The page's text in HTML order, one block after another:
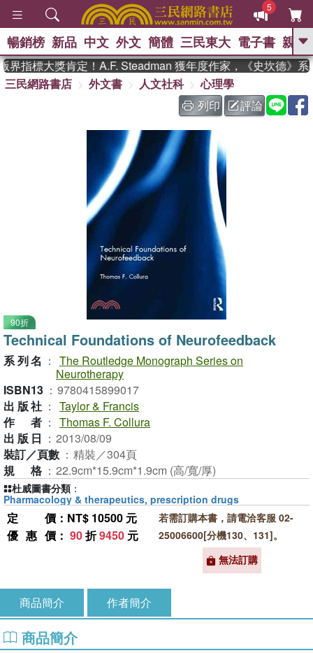
5
GO
熱搜： 東野圭吾 、 The Odyssey
、 如果歷史是一群喵 、 暑期
國際布克獎 臺灣漫遊錄 、 方
念華 、 台灣的李登輝時代
孩：黎曼猜想
、 偉大的迷走神經
暢銷榜 新品 中文 外文 簡體 三民東大 電子書 親子
指標大獎肯定！A.F. Steadman 獲年度作家，《史坎德》系
三民網路書店
外文書 人文社科
心理學
列印
評論
90折
Technical Foundations of Neurofeedback
系列名 ： The Routledge Monograph Series on
Neurotherapy
ISBN13 ： 9780415899017
出版社 ： Taylor & Francis
作者 ： Thomas F. Collura
出版日 ： 2013/08/09
裝訂／頁數 ： 精裝／304頁
規格 ： 22.9cm*15.9cm*1.9cm (高/寬/厚)
定價 ：NT$ 10500 元
優惠價 ： 90折9450 元
若需訂購本書，請電洽客服 02-
25006600[分機130、131]。
無法訂購
杜威圖書分類 ：
Pharmacology & therapeutics, prescription drugs
商品簡介 作者簡介
商品簡介